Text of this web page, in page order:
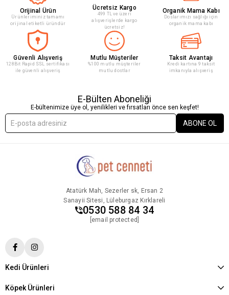
Orijinal Ürün
Ürünleriminiz tamamı
orijinal etiketli üründür
Ücretsiz Kargo
499 TL ve üzeri
alışverişlerde kargo
ücretsiz!
Organik Mama Kabı
Doslarımızı sağlığı için
organik mama kabı
Güvenli Alışveriş
128Bit Rapid SSL sertifikası
ile güvenli alışveriş
Mutlu Müşteriler
%100 mutlu müşteriler
mutlu dostlar
Taksit Avantajı
Kredi kartına 9 taksit
imkanıyla alışveriş
E-Bülten Aboneliği
E-bültenimize üye ol, yenilikleri ve fırsatları önce sen keşfet!
ABONE OL
Atatürk Mah, Sezerler sk, Ersan 2
Sanayii Sitesi, Lüleburgaz Kırklareli
0530 588 84 34
[email protected]
Kedi Ürünleri
Köpek Ürünleri